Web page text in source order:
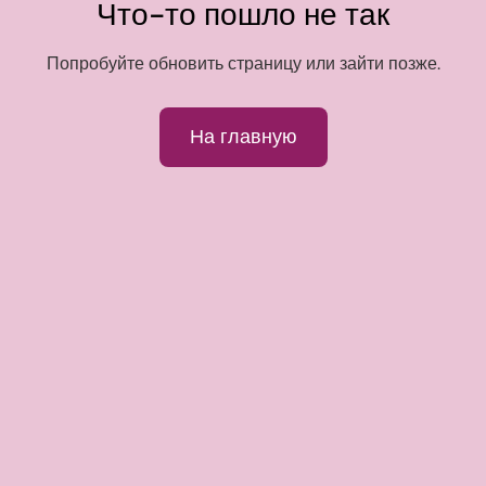
Что-то пошло не так
Попробуйте обновить страницу или зайти позже.
На главную